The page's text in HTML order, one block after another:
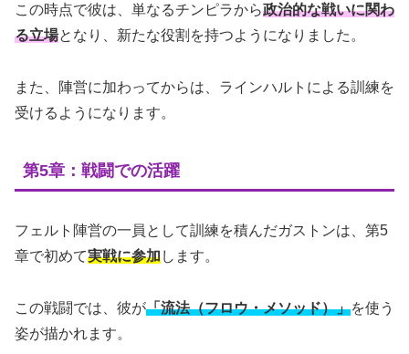
この時点で彼は、単なるチンピラから政治的な戦いに関わ
る立場となり、新たな役割を持つようになりました。
また、陣営に加わってからは、ラインハルトによる訓練を
受けるようになります。
第5章：戦闘での活躍
フェルト陣営の一員として訓練を積んだガストンは、第5
章で初めて実戦に参加します。
この戦闘では、彼が「流法（フロウ・メソッド）」を使う
姿が描かれます。